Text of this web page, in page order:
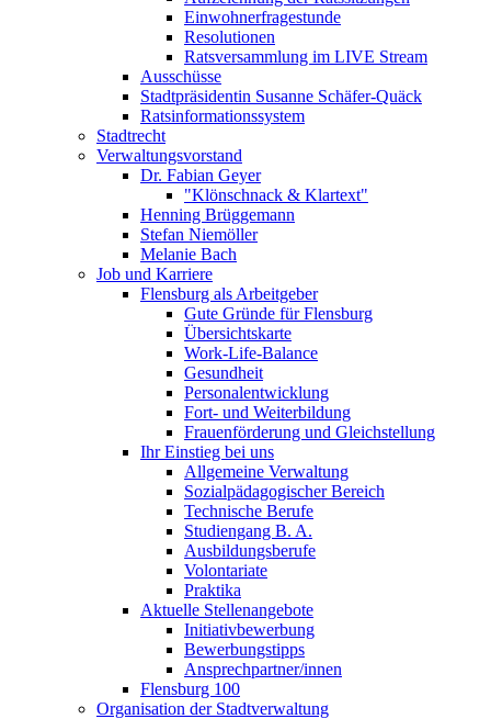
Einwohnerfragestunde
Resolutionen
Ratsversammlung im LIVE Stream
Ausschüsse
Stadtpräsidentin Susanne Schäfer-Quäck
Ratsinformationssystem
Stadtrecht
Verwaltungsvorstand
Dr. Fabian Geyer
"Klönschnack & Klartext"
Henning Brüggemann
Stefan Niemöller
Melanie Bach
Job und Karriere
Flensburg als Arbeitgeber
Gute Gründe für Flensburg
Übersichtskarte
Work-Life-Balance
Gesundheit
Personalentwicklung
Fort- und Weiterbildung
Frauenförderung und Gleichstellung
Ihr Einstieg bei uns
Allgemeine Verwaltung
Sozialpädagogischer Bereich
Technische Berufe
Studiengang B. A.
Ausbildungsberufe
Volontariate
Praktika
Aktuelle Stellenangebote
Initiativbewerbung
Bewerbungstipps
Ansprechpartner/innen
Flensburg 100
Organisation der Stadtverwaltung